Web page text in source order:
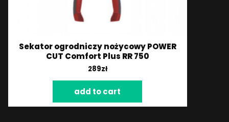
Sekator ogrodniczy nożycowy POWER
CUT Comfort Plus RR 750
289zł
add to cart